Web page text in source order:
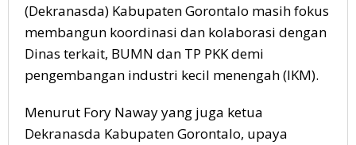
(Dekranasda) Kabupaten Gorontalo masih fokus
membangun koordinasi dan kolaborasi dengan
Dinas terkait, BUMN dan TP PKK demi
pengembangan industri kecil menengah (IKM).
Menurut Fory Naway yang juga ketua
Dekranasda Kabupaten Gorontalo, upaya